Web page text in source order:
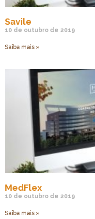
Savile
10 de outubro de 2019
Saiba mais »
MedFlex
10 de outubro de 2019
Saiba mais »